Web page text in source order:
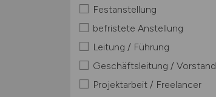
Festanstellung
befristete Anstellung
Leitung / Führung
Geschäftsleitung / Vorstand
Projektarbeit / Freelancer